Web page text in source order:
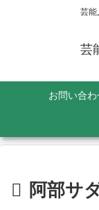
芸能
芸
お問い合わ
阿部サ